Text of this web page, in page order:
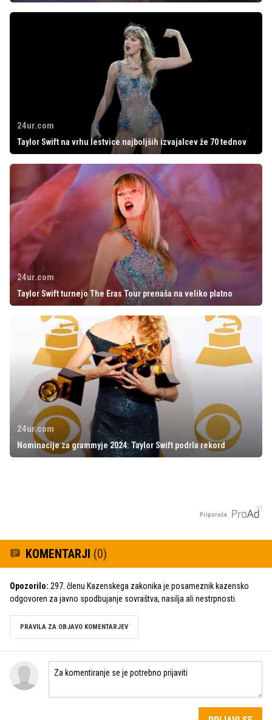
24ur.com
Taylor Swift na vrhu lestvice najboljših izvajalcev že 70 tednov
24ur.com
Taylor Swift turnejo The Eras Tour prenaša na veliko platno
24ur.com
Nominacije za grammyje 2024: Taylor Swift podrla rekord
Priporoča
KOMENTARJI (0)
Opozorilo: 297. členu Kazenskega zakonika je posameznik kazensko
odgovoren za javno spodbujanje sovraštva, nasilja ali nestrpnosti.
PRAVILA ZA OBJAVO KOMENTARJEV